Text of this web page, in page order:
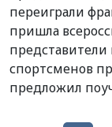
переиграли
пришла
представители
спортсменов
предложил